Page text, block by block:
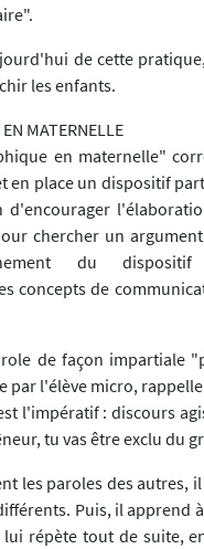
de cette
les enfants.
MATERNELLE
en maternelle"
en place un dispositif
d'encourager
chercher un
du
concepts de
de façon impartiale
par l'élève micro,
l'impératif : discours
tu vas être exclu du
les paroles des autres,
Puis, il apprend
répète tout de suite,